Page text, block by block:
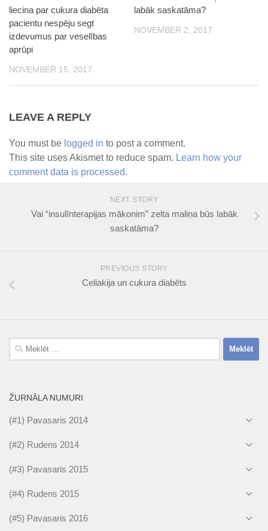
liecina par cukura diabēta
pacientu nespēju segt
izdevumus par veselības
aprūpi
NOVEMBER 15, 2017
labāk saskatāma?
NOVEMBER 2, 2017
LEAVE A REPLY
You must be logged in to post a comment.
This site uses Akismet to reduce spam. Learn how your
comment data is processed.
NEXT STORY
Vai “insulīnterapijas mākonim” zelta maliņa būs labāk
saskatāma?
PREVIOUS STORY
Celiakija un cukura diabēts
Meklēt:
ŽURNĀLA NUMURI
(#1) Pavasaris 2014
(#2) Rudens 2014
(#3) Pavasaris 2015
(#4) Rudens 2015
(#5) Pavasaris 2016